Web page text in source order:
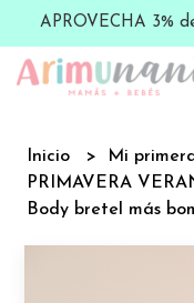
APROVECHA 3%
Inicio
Mi
PRIMAVERA
Body bretel más